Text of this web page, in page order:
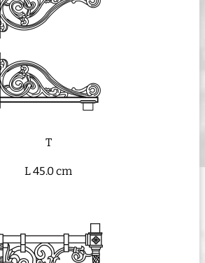
T
L 45.0 cm